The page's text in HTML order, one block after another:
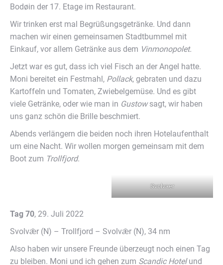
Bodøin der 17. Etage im Restaurant.
Wir trinken erst mal Begrüßungsgetränke. Und dann
machen wir einen gemeinsamen Stadtbummel mit
Einkauf, vor allem Getränke aus dem Vinmonopolet.
Jetzt war es gut, dass ich viel Fisch an der Angel hatte.
Moni bereitet ein Festmahl, Pollack, gebraten und dazu
Kartoffeln und Tomaten, Zwiebelgemüse. Und es gibt
viele Getränke, oder wie man in Gustowsagt, wir haben
uns ganz schön die Brille beschmiert.
Abends verlängern die beiden noch ihren Hotelaufenthalt
um eine Nacht. Wir wollen morgen gemeinsam mit dem
Boot zum Trollfjord.
Svolvaer
Tag 70, 29. Juli 2022
Svolvǣr (N) – Trollfjord – Svolvǣr (N), 34 nm
Also haben wir unsere Freunde überzeugt noch einen Tag
zu bleiben. Moni und ich gehen zum Scandic Hotelund